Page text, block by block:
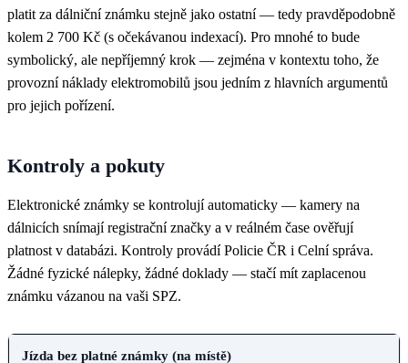
platit za dálniční známku stejně jako ostatní — tedy pravděpodobně
kolem 2 700 Kč (s očekávanou indexací). Pro mnohé to bude
symbolický, ale nepříjemný krok — zejména v kontextu toho, že
provozní náklady elektromobilů jsou jedním z hlavních argumentů
pro jejich pořízení.
Kontroly a pokuty
Elektronické známky se kontrolují automaticky — kamery na
dálnicích snímají registrační značky a v reálném čase ověřují
platnost v databázi. Kontroly provádí Policie ČR i Celní správa.
Žádné fyzické nálepky, žádné doklady — stačí mít zaplacenou
známku vázanou na vaši SPZ.
PŘESTUPEK
Jízda bez platné známky (na místě)